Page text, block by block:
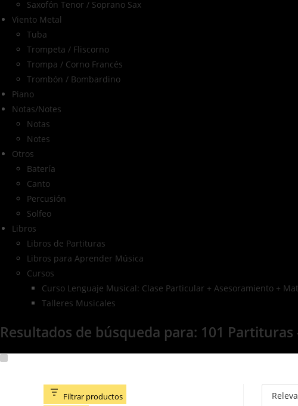
Saxofón Tenor / Soprano Sax
Viento Metal
Tuba
Trompeta / Fliscorno
Trompa / Corno Francés
Trombón / Bombardino
Piano
Notas/Notes
Notas
Notes
Otros
Batería
Canto
Percusión
Solfeo
Libros
Libros de Partituras
Libros para Aprender Música
Cursos
Curso Lenguaje Musical: Clase Particular + Asesoramiento +
Talleres Musicales
Resultados de búsqueda para: 101 Partituras
Filtrar productos